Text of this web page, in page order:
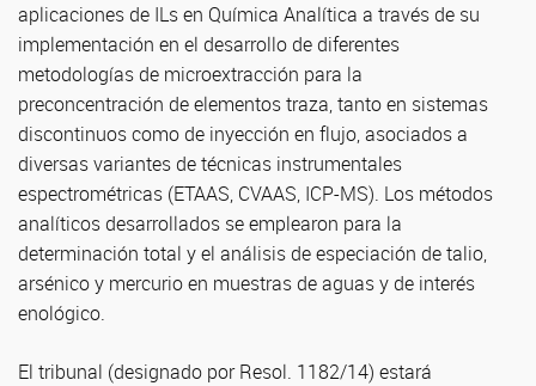
aplicaciones de ILs en Química Analítica a través de su
implementación en el desarrollo de diferentes
metodologías de microextracción para la
preconcentración de elementos traza, tanto en sistemas
discontinuos como de inyección en flujo, asociados a
diversas variantes de técnicas instrumentales
espectrométricas (ETAAS, CVAAS, ICP-MS). Los métodos
analíticos desarrollados se emplearon para la
determinación total y el análisis de especiación de talio,
arsénico y mercurio en muestras de aguas y de interés
enológico.
El tribunal (designado por Resol. 1182/14) estará